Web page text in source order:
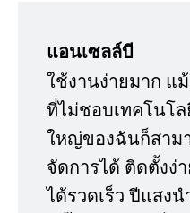
แอนเซลล์บี
ใช้งานง่ายมาก แ
ที่ไม่ชอบเทคโนโ
ใหญ่ของฉันก็สาม
จัดการได้ ติดตั้งง่
ได้รวดเร็ว ปีแสง